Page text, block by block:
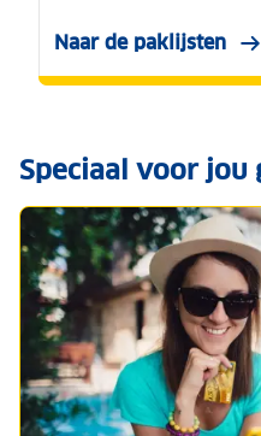
Naar de paklijsten
Speciaal voor jou